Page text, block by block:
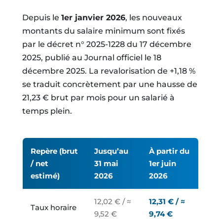
Depuis le 1er janvier 2026, les nouveaux
montants du salaire minimum sont fixés
par le décret n° 2025-1228 du 17 décembre
2025, publié au Journal officiel le 18
décembre 2025. La revalorisation de +1,18 %
se traduit concrètement par une hausse de
21,23 € brut par mois pour un salarié à
temps plein.
Repère (brut
/ net
estimé)
Jusqu’au
31 mai
2026
À partir du
1er juin
2026
Taux horaire
12,02 € / ≈
9,52 €
12,31 € / ≈
9,74 €